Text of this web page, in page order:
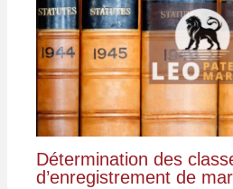
Détermination des
d’enregistrement de